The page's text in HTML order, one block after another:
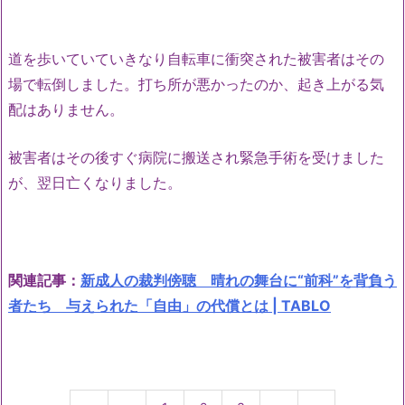
道を歩いていていきなり自転車に衝突された被害者はその
場で転倒しました。打ち所が悪かったのか、起き上がる気
配はありません。
被害者はその後すぐ病院に搬送され緊急手術を受けました
が、翌日亡くなりました。
関連記事： 新成人の裁判傍聴 晴れの舞台に“前科”を背負う
者たち 与えられた「自由」の代償とは | TABLO